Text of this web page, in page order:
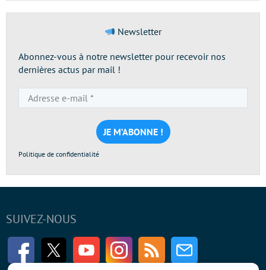
Newsletter
Abonnez-vous à notre newsletter pour recevoir nos
dernières actus par mail !
e-
mail
*
Politique de confidentialité
SUIVEZ-NOUS
FacebookTwitter Youtube InstagramRSS Newsletter